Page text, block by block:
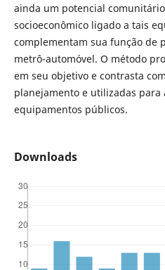
ainda um potencial
socioeconômico ligado a tais
complementam sua função de
metrô-automóvel. O método
em seu objetivo e contrasta
planejamento e utilizadas para
equipamentos públicos.
Downloads